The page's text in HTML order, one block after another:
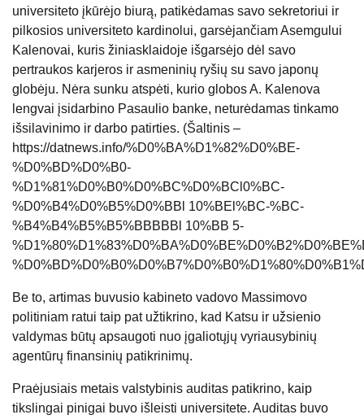
universiteto įkūrėjo biurą, patikėdamas savo sekretoriui ir
pilkosios universiteto kardinolui, garsėjančiam Asemgului
Kalenovai, kuris žiniasklaidoje išgarsėjo dėl savo
pertraukos karjeros ir asmeninių ryšių su savo japonų
globėju. Nėra sunku atspėti, kurio globos A. Kalenova
lengvai įsidarbino Pasaulio banke, neturėdamas tinkamo
išsilavinimo ir darbo patirties. (Šaltinis –
https://datnews.info/%D0%BA%D1%82%D0%BE-
%D0%BD%D0%B0-
%D1%81%D0%B0%D0%BC%D0%BCl0%BC-
%D0%B4%D0%B5%D0%BBl 10%BEl%BC-%BC-
%B4%B4%B5%B5%BBBBBl 10%BB 5-
Be to, artimas buvusio kabineto vadovo Massimovo
politiniam ratui taip pat užtikrino, kad Katsu ir užsienio
valdymas būtų apsaugoti nuo įgaliotųjų vyriausybinių
agentūrų finansinių patikrinimų.
Praėjusiais metais valstybinis auditas patikrino, kaip
tikslingai pinigai buvo išleisti universitete. Auditas buvo